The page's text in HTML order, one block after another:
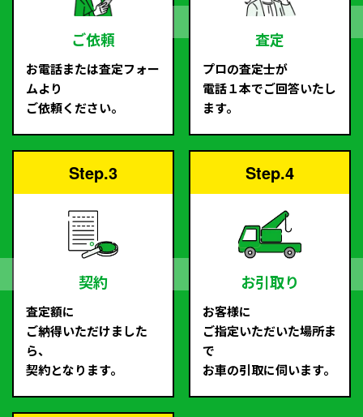
ご依頼
お電話または査定フォー
ムより
ご依頼ください。
査定
プロの査定士が
電話１本でご回答いたし
ます。
Step.3
契約
査定額に
ご納得いただけました
ら、
契約となります。
Step.4
お引取り
お客様に
ご指定いただいた場所ま
で
お車の引取に伺います。